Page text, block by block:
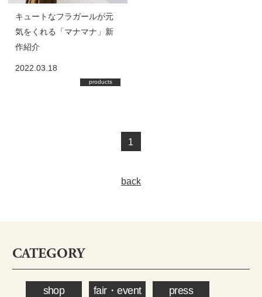
キュートなフラガールが元
気をくれる「マナマナ」新
作紹介
2022.03.18
products
1
back
CATEGORY
shop fair・event press